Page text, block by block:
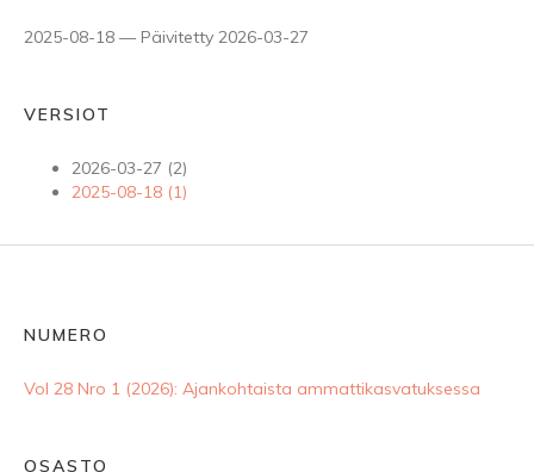
2025-08-18 — Päivitetty 2026-03-27
VERSIOT
2026-03-27 (2)
2025-08-18 (1)
NUMERO
Vol 28 Nro 1 (2026): Ajankohtaista ammattikasvatuksessa
OSASTO